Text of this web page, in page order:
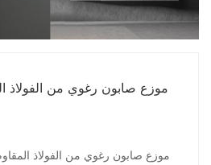
موزع صابون رغوي من الفولاذ